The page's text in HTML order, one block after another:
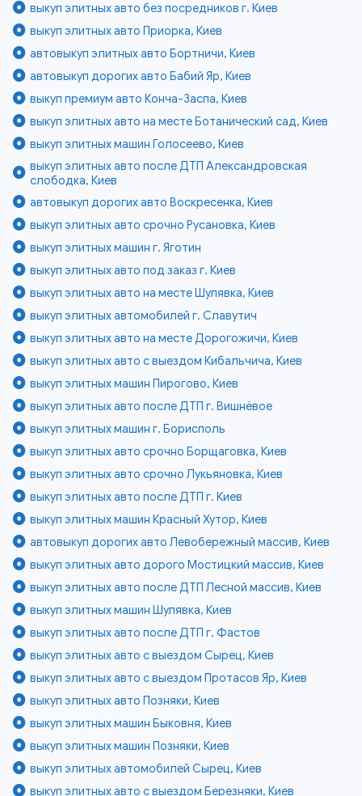
выкуп элитных авто без посредников г. Киев
выкуп элитных авто Приорка, Киев
автовыкуп элитных авто Бортничи, Киев
автовыкуп дорогих авто Бабий Яр, Киев
выкуп премиум авто Конча-Заспа, Киев
выкуп элитных авто на месте Ботанический сад, Киев
выкуп элитных машин Голосеево, Киев
выкуп элитных авто после ДТП Александровская
слободка, Киев
автовыкуп дорогих авто Воскресенка, Киев
выкуп элитных авто срочно Русановка, Киев
выкуп элитных машин г. Яготин
выкуп элитных авто под заказ г. Киев
выкуп элитных авто на месте Шулявка, Киев
выкуп элитных автомобилей г. Славутич
выкуп элитных авто на месте Дорогожичи, Киев
выкуп элитных авто с выездом Кибальчича, Киев
выкуп элитных машин Пирогово, Киев
выкуп элитных авто после ДТП г. Вишнёвое
выкуп элитных машин г. Борисполь
выкуп элитных авто срочно Борщаговка, Киев
выкуп элитных авто срочно Лукьяновка, Киев
выкуп элитных авто после ДТП г. Киев
выкуп элитных машин Красный Хутор, Киев
автовыкуп дорогих авто Левобережный массив, Киев
выкуп элитных авто дорого Мостицкий массив, Киев
выкуп элитных авто после ДТП Лесной массив, Киев
выкуп элитных машин Шулявка, Киев
выкуп элитных авто после ДТП г. Фастов
выкуп элитных авто с выездом Сырец, Киев
выкуп элитных авто с выездом Протасов Яр, Киев
выкуп элитных авто Позняки, Киев
выкуп элитных машин Быковня, Киев
выкуп элитных машин Позняки, Киев
выкуп элитных автомобилей Сырец, Киев
выкуп элитных авто с выездом Березняки, Киев